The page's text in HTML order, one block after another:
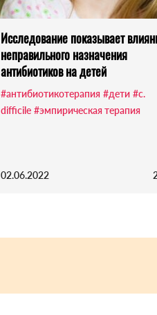
Исследование показывает
неправильного назначения
антибиотиков на детей
#антибиотикотерапия #дети #c.
difficile #эмпирическая терапия
02.06.2022